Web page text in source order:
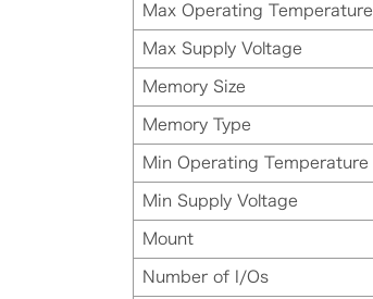
Max Operating Temperature
Max Supply Voltage
Memory Size
Memory Type
Min Operating Temperature
Min Supply Voltage
Mount
Number of I/Os